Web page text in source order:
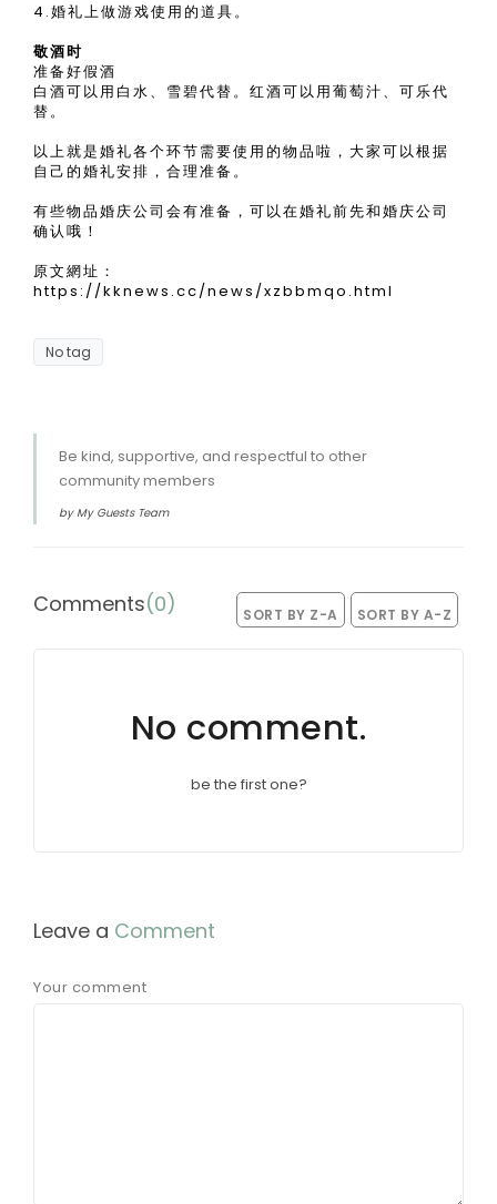
4.婚礼上做游戏使用的道具。
敬酒时
准备好假酒
白酒可以用白水、雪碧代替。红酒可以用葡萄汁、可乐代
替。
以上就是婚礼各个环节需要使用的物品啦，大家可以根据
自己的婚礼安排，合理准备。
有些物品婚庆公司会有准备，可以在婚礼前先和婚庆公司
确认哦！
原文網址：
https://kknews.cc/news/xzbbmqo.html
No tag
Be kind, supportive, and respectful to other
community members
by My Guests Team
Comments(0) SORT BY A-Z
SORT BY Z-A
No comment.
be the first one?
Leave a Comment
Your comment